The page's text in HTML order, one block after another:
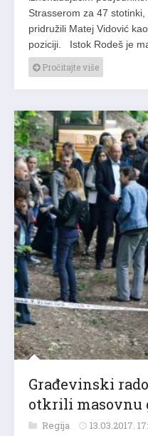
Strasserom za 47
pridružili Matej Vidović
poziciji. Istok Rodeš je
Pročitajte više
Građevinski
otkrili masovnu
Regija 13.03.2017.